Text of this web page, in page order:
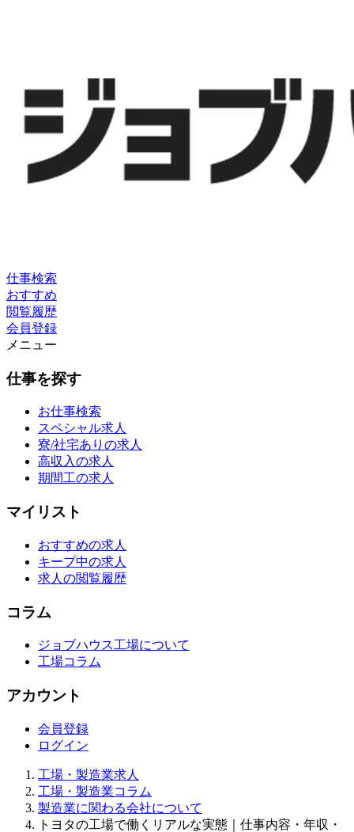
仕事検索
おすすめ
閲覧履歴
会員登録
メニュー
仕事を探す
お仕事検索
スペシャル求人
寮/社宅ありの求人
高収入の求人
期間工の求人
マイリスト
おすすめの求人
キープ中の求人
求人の閲覧履歴
コラム
ジョブハウス工場について
工場コラム
アカウント
会員登録
ログイン
工場・製造業求人
工場・製造業コラム
製造業に関わる会社について
トヨタの工場で働くリアルな実態｜仕事内容・年収・